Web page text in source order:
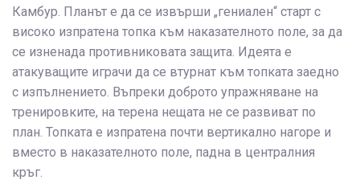
Камбур. Планът е да се извърши „гениален“ старт с
високо изпратена топка към наказателното поле, за да
се изненада противниковата защита. Идеята е
атакуващите играчи да се втурнат към топката заедно
с изпълнението. Въпреки доброто упражняване на
тренировките, на терена нещата не се развиват по
план. Топката е изпратена почти вертикално нагоре и
вместо в наказателното поле, падна в централния
кръг.